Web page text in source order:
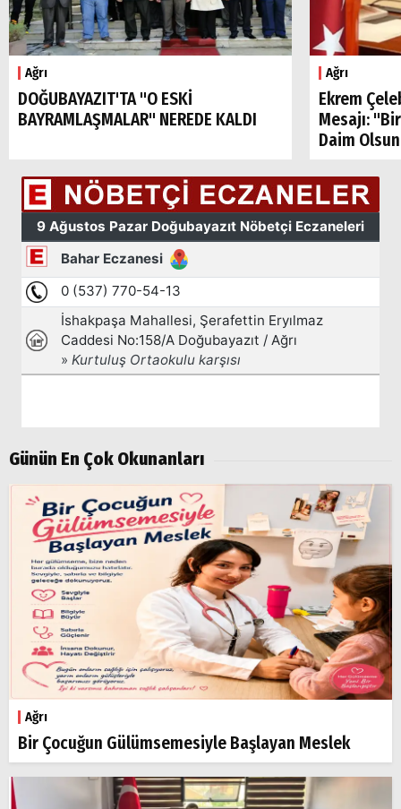
Ağrı
DOĞUBAYAZIT'TA "O ESKİ
BAYRAMLAŞMALAR" NEREDE KALDI
Ağrı
Ekrem
Mesajı:
Daim
Günün En Çok Okunanları
Ağrı
Bir Çocuğun Gülümsemesiyle Başlayan Meslek
Arama
Ağrı
Doğubayazıt